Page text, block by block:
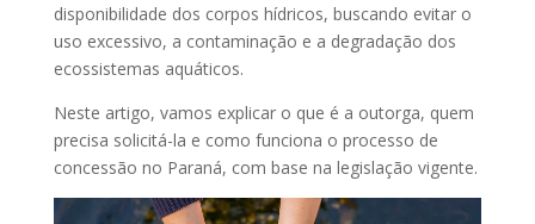
disponibilidade dos corpos hídricos, buscando evitar o
uso excessivo, a contaminação e a degradação dos
ecossistemas aquáticos.
Neste artigo, vamos explicar o que é a outorga, quem
precisa solicitá-la e como funciona o processo de
concessão no Paraná, com base na legislação vigente.